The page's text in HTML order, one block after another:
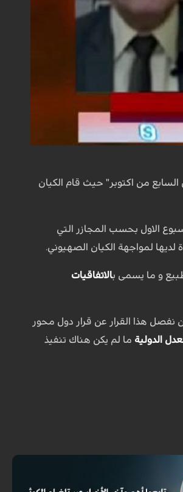
السابع من اكتوبر" حيث قام الكيان
الاول بحسب المجازر التي
لديها لمواجهة الكيان الصهيوني.
و ما يسمى بالاتفاقيات
نفصل هذا القرار عن قرار دول محور
الدولية ما لم يكن هناك تنفيذ